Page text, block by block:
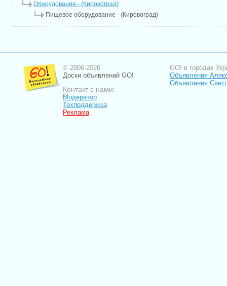
Оборудование - (Кировоград)
Пищевое оборудование - (Кировоград)
© 2006-2026
Доски объявлений GO!
Контакт с нами:
Модератор
Техподдержка
Реклама
GO! в городах
Объявления
Объявления